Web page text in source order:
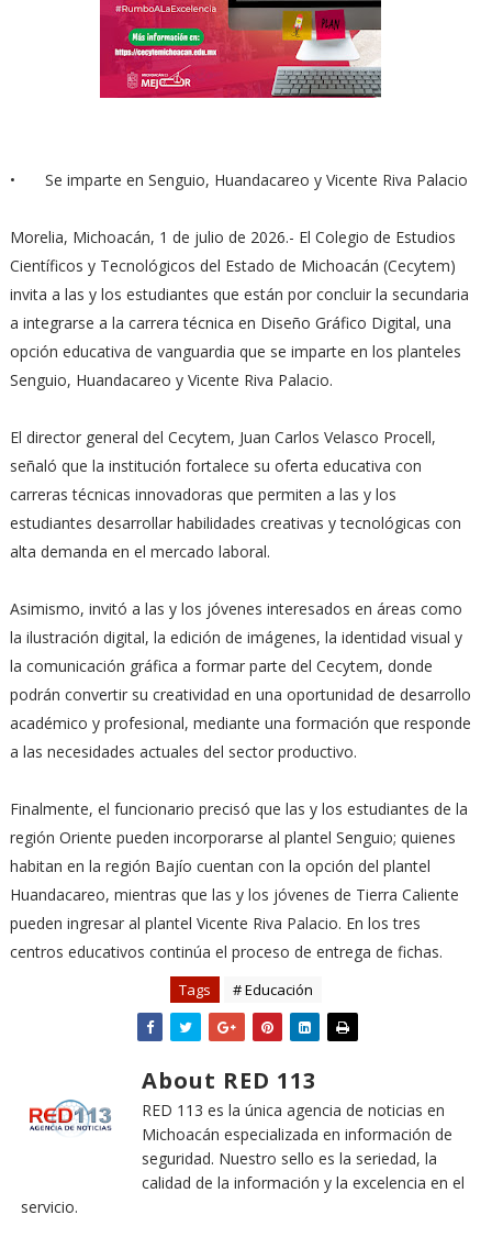
• Se imparte en Senguio, Huandacareo y Vicente Riva Palacio
Morelia, Michoacán, 1 de julio de 2026.- El Colegio de Estudios
Científicos y Tecnológicos del Estado de Michoacán (Cecytem)
invita a las y los estudiantes que están por concluir la secundaria
a integrarse a la carrera técnica en Diseño Gráfico Digital, una
opción educativa de vanguardia que se imparte en los planteles
Senguio, Huandacareo y Vicente Riva Palacio.
El director general del Cecytem, Juan Carlos Velasco Procell,
señaló que la institución fortalece su oferta educativa con
carreras técnicas innovadoras que permiten a las y los
estudiantes desarrollar habilidades creativas y tecnológicas con
alta demanda en el mercado laboral.
Asimismo, invitó a las y los jóvenes interesados en áreas como
la ilustración digital, la edición de imágenes, la identidad visual y
la comunicación gráfica a formar parte del Cecytem, donde
podrán convertir su creatividad en una oportunidad de desarrollo
académico y profesional, mediante una formación que responde
a las necesidades actuales del sector productivo.
Finalmente, el funcionario precisó que las y los estudiantes de la
región Oriente pueden incorporarse al plantel Senguio; quienes
habitan en la región Bajío cuentan con la opción del plantel
Huandacareo, mientras que las y los jóvenes de Tierra Caliente
pueden ingresar al plantel Vicente Riva Palacio. En los tres
centros educativos continúa el proceso de entrega de fichas.
Tags # Educación
About RED 113
RED 113 es la única agencia de noticias en
Michoacán especializada en información de
seguridad. Nuestro sello es la seriedad, la
calidad de la información y la excelencia en el
servicio.